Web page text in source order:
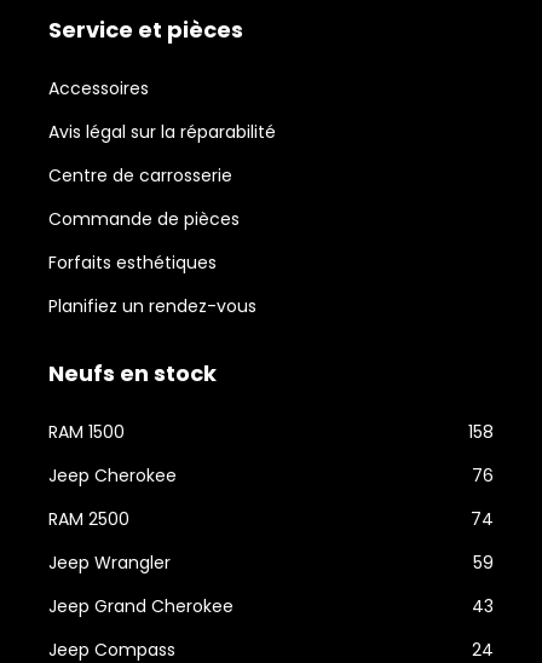
Service et pièces
Accessoires
Avis légal sur la réparabilité
Centre de carrosserie
Commande de pièces
Forfaits esthétiques
Planifiez un rendez-vous
Neufs en stock
RAM 1500
158
Jeep Cherokee
76
RAM 2500
74
Jeep Wrangler
59
Jeep Grand Cherokee
43
Jeep Compass
24